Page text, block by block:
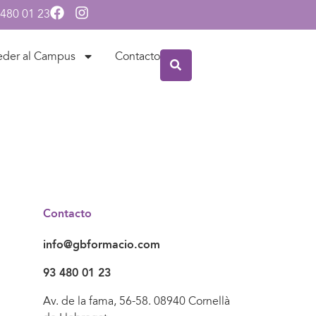
01 23
al Campus Contacto
Contacto
info@gbformacio.com
93 480 01 23
Av. de la fama, 56-58. 08940 Cornellà